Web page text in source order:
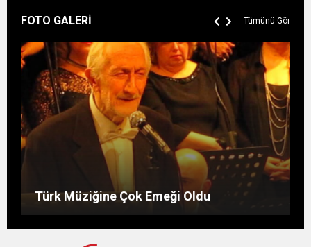
FOTO GALERİ Tümünü Gör
Türk Müziğine Çok Emeği Oldu
Bu Burçlar Paraya Para Demeyecek